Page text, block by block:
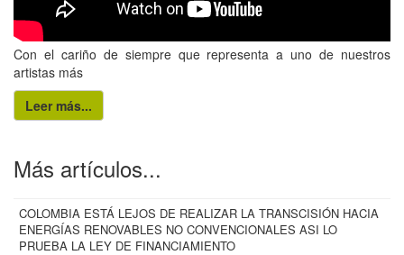
Con el cariño de siempre que representa a uno de nuestros
artistas más
Leer más...
Más artículos...
COLOMBIA ESTÁ LEJOS DE REALIZAR LA TRANSCISIÓN HACIA
ENERGÍAS RENOVABLES NO CONVENCIONALES ASI LO
PRUEBA LA LEY DE FINANCIAMIENTO